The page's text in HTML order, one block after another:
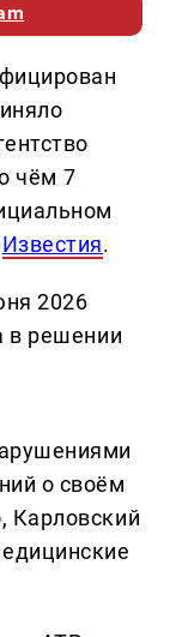
чём 7
Известия.
2026
в решении
о своём
Карловский